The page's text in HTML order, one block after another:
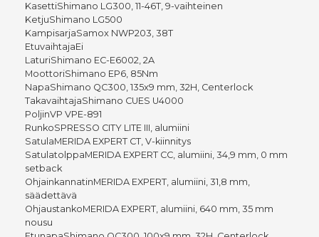
KasettiShimano LG300, 11-46T, 9-vaihteinen
KetjuShimano LG500
KampisarjaSamox NWP203, 38T
EtuvaihtajaEi
LaturiShimano EC-E6002, 2A
MoottoriShimano EP6, 85Nm
NapaShimano QC300, 135x9 mm, 32H, Centerlock
TakavaihtajaShimano CUES U4000
PoljinVP VPE-891
RunkoSPRESSO CITY LITE III, alumiini
SatulaMERIDA EXPERT CT, V-kiinnitys
SatulatolppaMERIDA EXPERT CC, alumiini, 34,9 mm, 0 mm
setback
OhjainkannatinMERIDA EXPERT, alumiini, 31,8 mm,
säädettävä
OhjaustankoMERIDA EXPERT, alumiini, 640 mm, 35 mm
nousu